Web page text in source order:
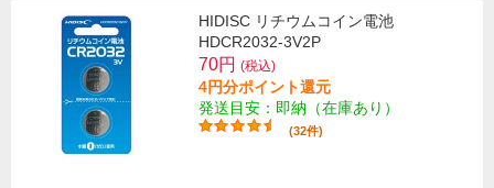
HIDISC リチウムコイン電池
HDCR2032-3V2P
70円 (税込)
4円分ポイント還元
発送目安：即納（在庫あり）
(32件)